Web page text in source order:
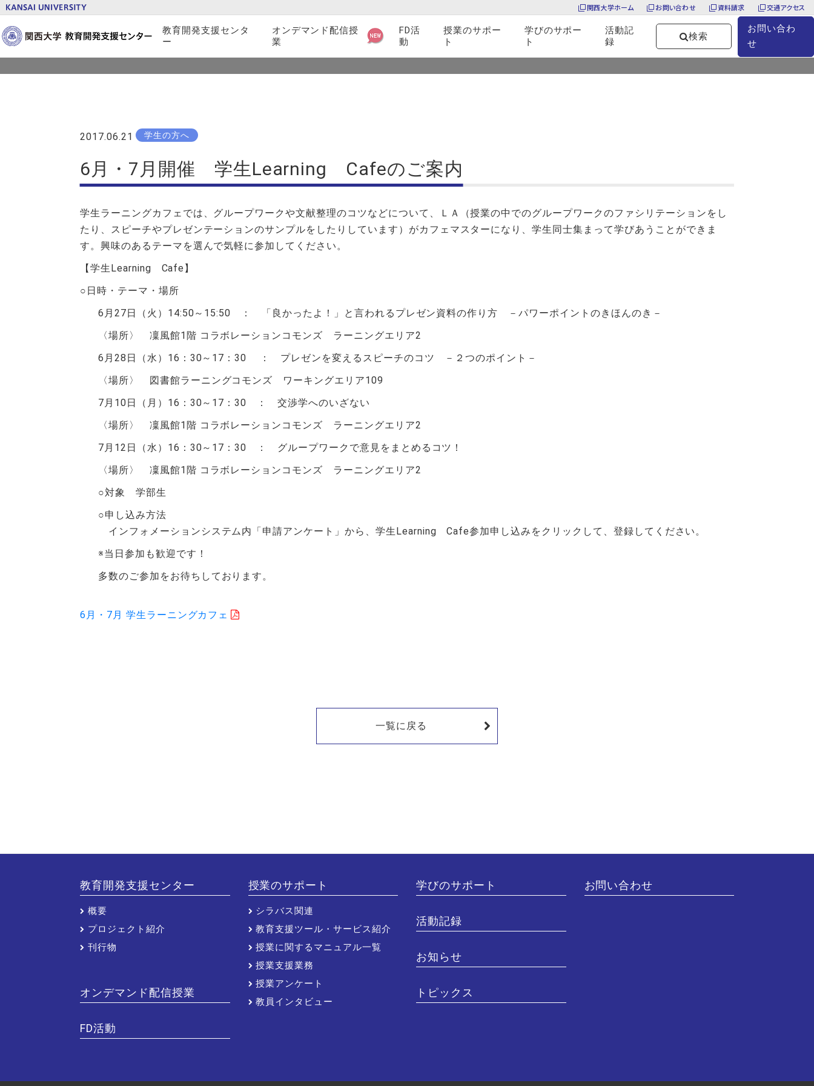
関西大学ホーム お問い合わせ 資料請求 交通アクセス
教育開発支援センタ
ー
オンデマンド配信授
業
FD活
動
授業のサポー
ト
授業支援業務
教員インタビュー
学びのサポー
ト
活動記
録
検索
お問い合わ
せ
お知らせ
2017.06.21 学生の方へ
6月・7月開催 学生Learning Cafeのご案内
学生ラーニングカフェでは、グループワークや文献整理のコツなどについて、ＬＡ（授業の中でのグループワークのファシリテーションをし
たり、スピーチやプレゼンテーションのサンプルをしたりしています）がカフェマスターになり、学生同士集まって学びあうことができま
す。興味のあるテーマを選んで気軽に参加してください。
【学生Learning Cafe】
○日時・テーマ・場所
6月27日（火）14:50～15:50 ： 「良かったよ！」と言われるプレゼン資料の作り方 －パワーポイントのきほんのき－
〈場所〉 凜風館1階 コラボレーションコモンズ ラーニングエリア2
6月28日（水）16：30～17：30 ： プレゼンを変えるスピーチのコツ －２つのポイント－
〈場所〉 図書館ラーニングコモンズ ワーキングエリア109
7月10日（月）16：30～17：30 ： 交渉学へのいざない
〈場所〉 凜風館1階 コラボレーションコモンズ ラーニングエリア2
7月12日（水）16：30～17：30 ： グループワークで意見をまとめるコツ！
〈場所〉 凜風館1階 コラボレーションコモンズ ラーニングエリア2
○対象 学部生
○申し込み方法
インフォメーションシステム内「申請アンケート」から、学生Learning Cafe参加申し込みをクリックして、登録してください。
※当日参加も歓迎です！
多数のご参加をお待ちしております。
6月・7月 学生ラーニングカフェ
一覧に戻る
教育開発支援センター
概要
プロジェクト紹介
刊行物
オンデマンド配信授業
FD活動
授業のサポート
シラバス関連
教育支援ツール・サービス紹介
授業に関するマニュアル一覧
授業支援業務
授業アンケート
教員インタビュー
学びのサポート
活動記録
お知らせ
トピックス
お問い合わせ